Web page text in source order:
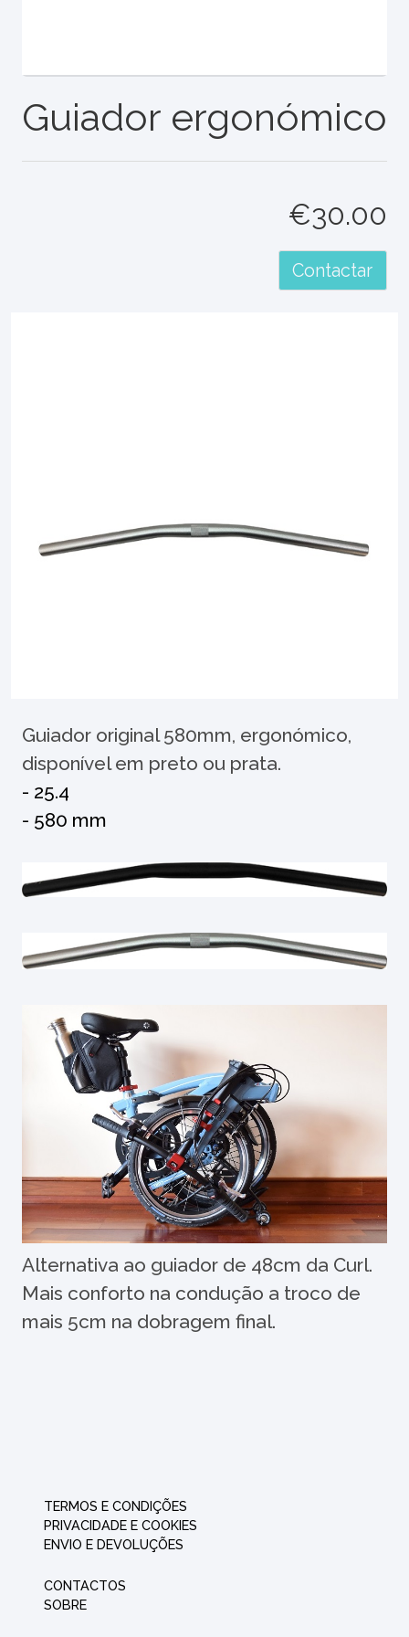
Guiador ergonómico
€30.00
Contactar
Guiador original 580mm, ergonómico,
disponível em preto ou prata.
- 25.4
- 580 mm
Alternativa ao guiador de 48cm da Curl.
Mais conforto na condução a troco de
mais 5cm na dobragem final.
TERMOS E CONDIÇÕES
PRIVACIDADE E COOKIES
ENVIO E DEVOLUÇÕES
CONTACTOS
SOBRE